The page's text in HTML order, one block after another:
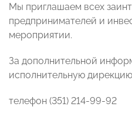
Мы приглашаем всех
предпринимателей и
мероприятии.
За дополнительной
исполнительную
телефон (351) 214-99-92